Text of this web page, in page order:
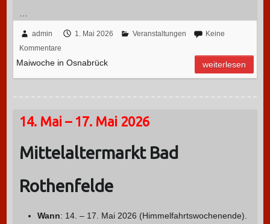
admin 1. Mai 2026 Veranstaltungen
Keine
Kommentare
Maiwoche in Osnabrück weiterlesen
14. Mai – 17. Mai 2026
Mittelaltermarkt Bad
Rothenfelde
Wann: 14. – 17. Mai 2026 (Himmelfahrtswochenende).